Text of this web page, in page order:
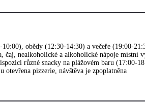
10:00), obědy (12:30-14:30) a večeře (19:00-
čaj, nealkoholické a alkoholické nápoje místní
různé snacky na plážovém baru (17:00-
otevřena pizzerie, návštěva je zpoplatněna